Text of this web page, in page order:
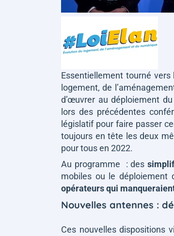
Essentiellement tourné
logement, de
d’œuvrer au déploiement
lors des précédentes
législatif pour faire passer
toujours en tête les deux
pour tous en 2022.
Au programme : des
mobiles ou le déploiement
opérateurs qui
Nouvelles antennes :
Ces nouvelles dispositions